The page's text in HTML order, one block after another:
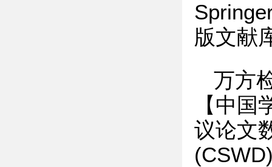
版文献
万方
【中
议论文